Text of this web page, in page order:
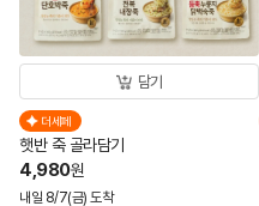
담기
더세페
햇반 죽 골라담기
4,980원
내일 8/7(금) 도착